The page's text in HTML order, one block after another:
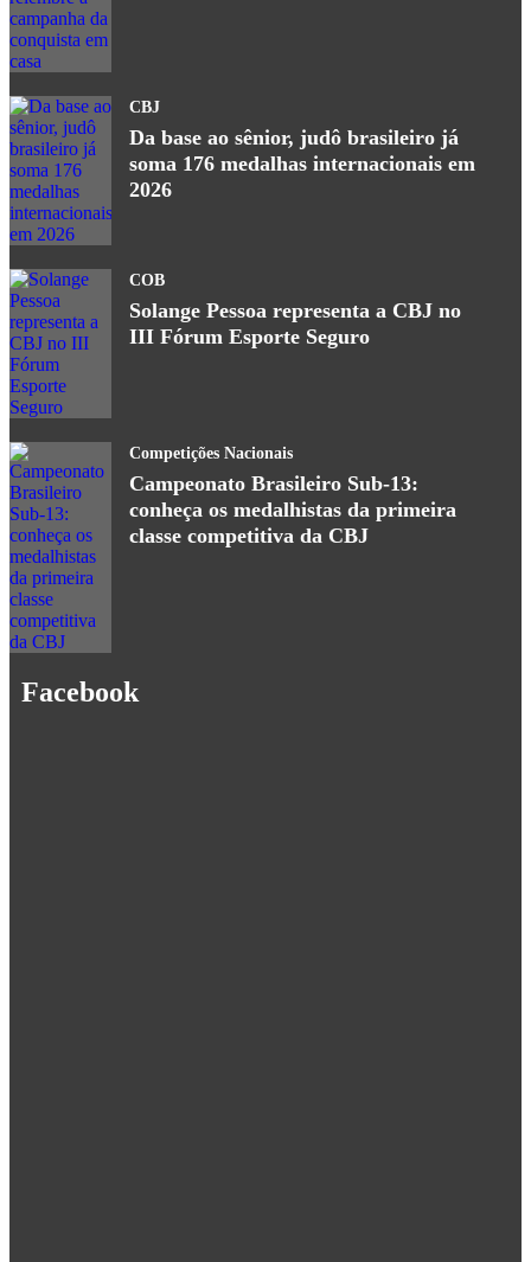
CBJ
Da base ao sênior, judô brasileiro já
soma 176 medalhas internacionais em
2026
COB
Solange Pessoa representa a CBJ no
III Fórum Esporte Seguro
Competições Nacionais
Campeonato Brasileiro Sub-13:
conheça os medalhistas da primeira
classe competitiva da CBJ
Facebook